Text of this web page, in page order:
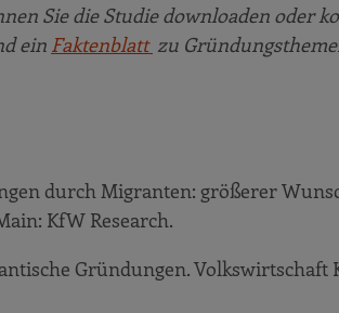
Sie die Studie downloaden oder
ein Faktenblatt zu
durch Migranten: größerer
KfW Research.
Gründungen. Volkswirtschaft